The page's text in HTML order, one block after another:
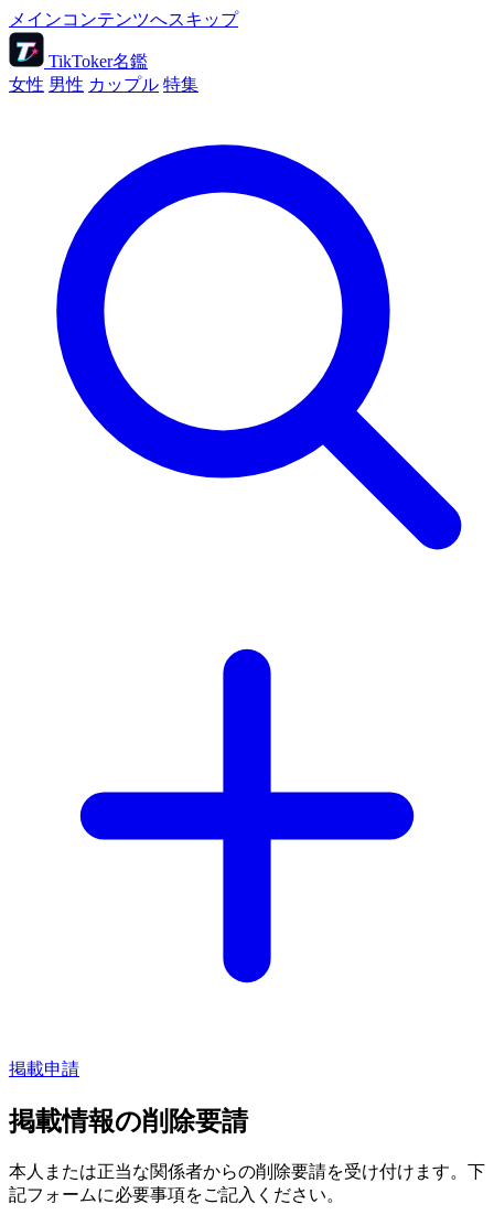
メインコンテンツへスキップ
TikToker名鑑
女性 男性 カップル 特集
掲載申請
掲載情報の削除要請
本人または正当な関係者からの削除要請を受け付けます。下
記フォームに必要事項をご記入ください。